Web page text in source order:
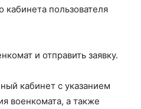
кабинета пользователя
и отправить заявку.
кабинет с указанием
военкомата, а также